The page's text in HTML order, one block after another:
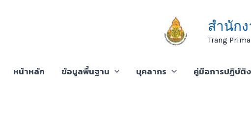
สำนัก
Trang
หน้าหลัก ข้อมูลพื้นฐาน บุคลากร คู่มือการปฏิบัติ